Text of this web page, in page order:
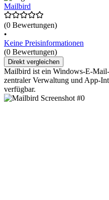
Mailbird
(0 Bewertungen)
•
Keine Preisinformationen
(0 Bewertungen)
Direkt vergleichen
Mailbird ist ein Windows-E-
zentraler Verwaltung und App-
verfügbar.